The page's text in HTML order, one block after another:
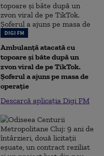
DIGI FM
Ambulanță atacată cu
topoare și bâte după un
zvon viral de pe TikTok.
Șoferul a ajuns pe masa de
operație
Descarcă aplicația Digi FM